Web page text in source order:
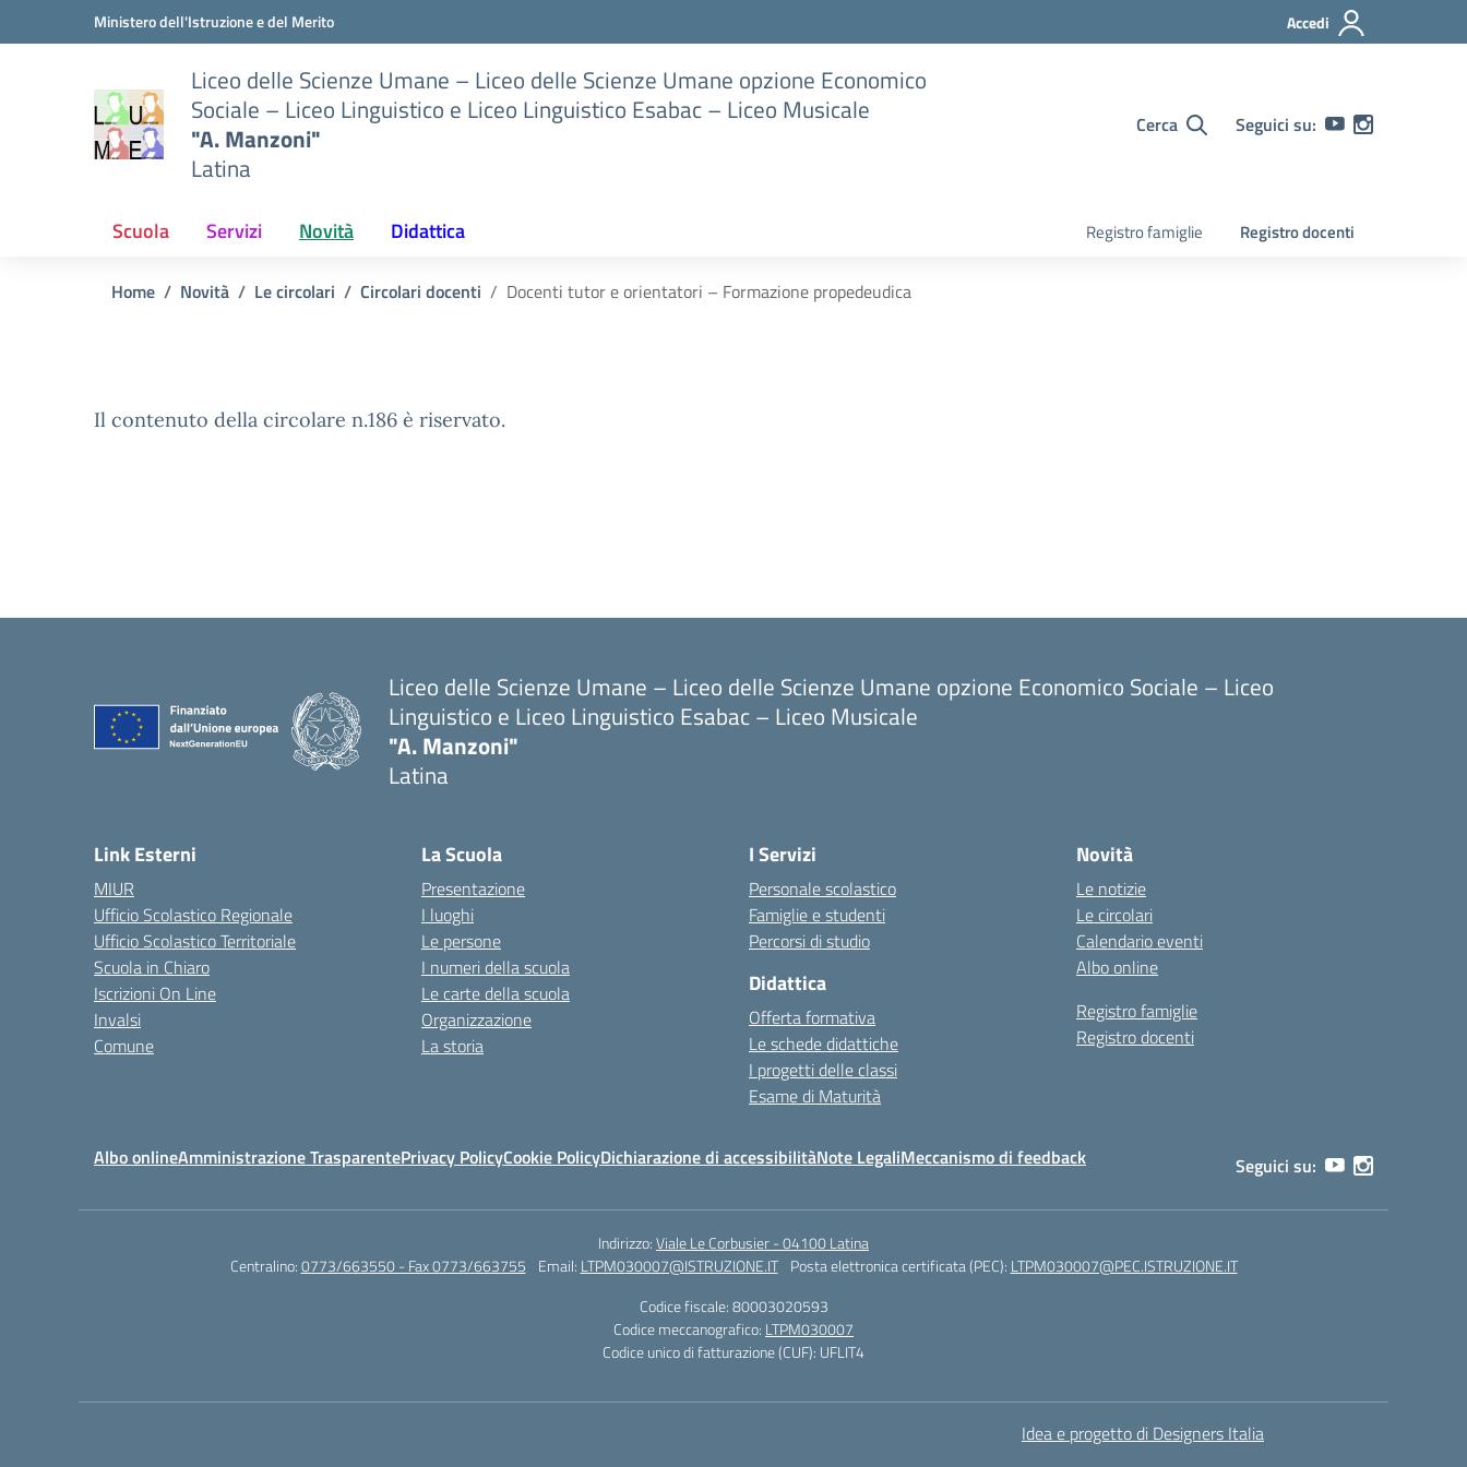
Vai ai contenuti
Vai al menu di navigazioneMinistero dell'Istruzione e del Merito Accedi
Liceo delle Scienze Umane – Liceo delle Scienze Umane opzione Economico
Sociale – Liceo Linguistico e Liceo Linguistico Esabac – Liceo Musicale
"A. Manzoni"
Latina
Cerca Seguici su:
Scuola Servizi Novità Didattica Registro famiglie Registro docenti
Home Novità Le circolari Circolari docenti Docenti tutor e orientatori – Formazione propedeudica
Il contenuto della circolare n.186 è riservato.
Liceo delle Scienze Umane – Liceo delle Scienze Umane opzione Economico Sociale – Liceo
Linguistico e Liceo Linguistico Esabac – Liceo Musicale
"A. Manzoni"
Latina
Link Esterni
MIUR
Ufficio Scolastico Regionale
Ufficio Scolastico Territoriale
Scuola in Chiaro
Iscrizioni On Line
Invalsi
Comune
La Scuola
Presentazione
I luoghi
Le persone
I numeri della scuola
Le carte della scuola
Organizzazione
La storia
I Servizi
Personale scolastico
Famiglie e studenti
Percorsi di studio
Didattica
Offerta formativa
Le schede didattiche
I progetti delle classi
Esame di Maturità
Novità
Le notizie
Le circolari
Calendario eventi
Albo online
Registro famiglie
Registro docenti
Albo onlineAmministrazione TrasparentePrivacy PolicyCookie PolicyDichiarazione di accessibilitàNote LegaliMeccanismo di feedback Seguici su:
Indirizzo:Viale Le Corbusier - 04100 Latina
Centralino:0773/663550 - Fax 0773/663755 Email: LTPM030007@ISTRUZIONE.IT Posta elettronica certificata (PEC): LTPM030007@PEC.ISTRUZIONE.IT
Codice fiscale: 80003020593
Codice meccanografico: LTPM030007
Codice unico di fatturazione (CUF): UFLIT4
Idea e progetto di Designers Italia